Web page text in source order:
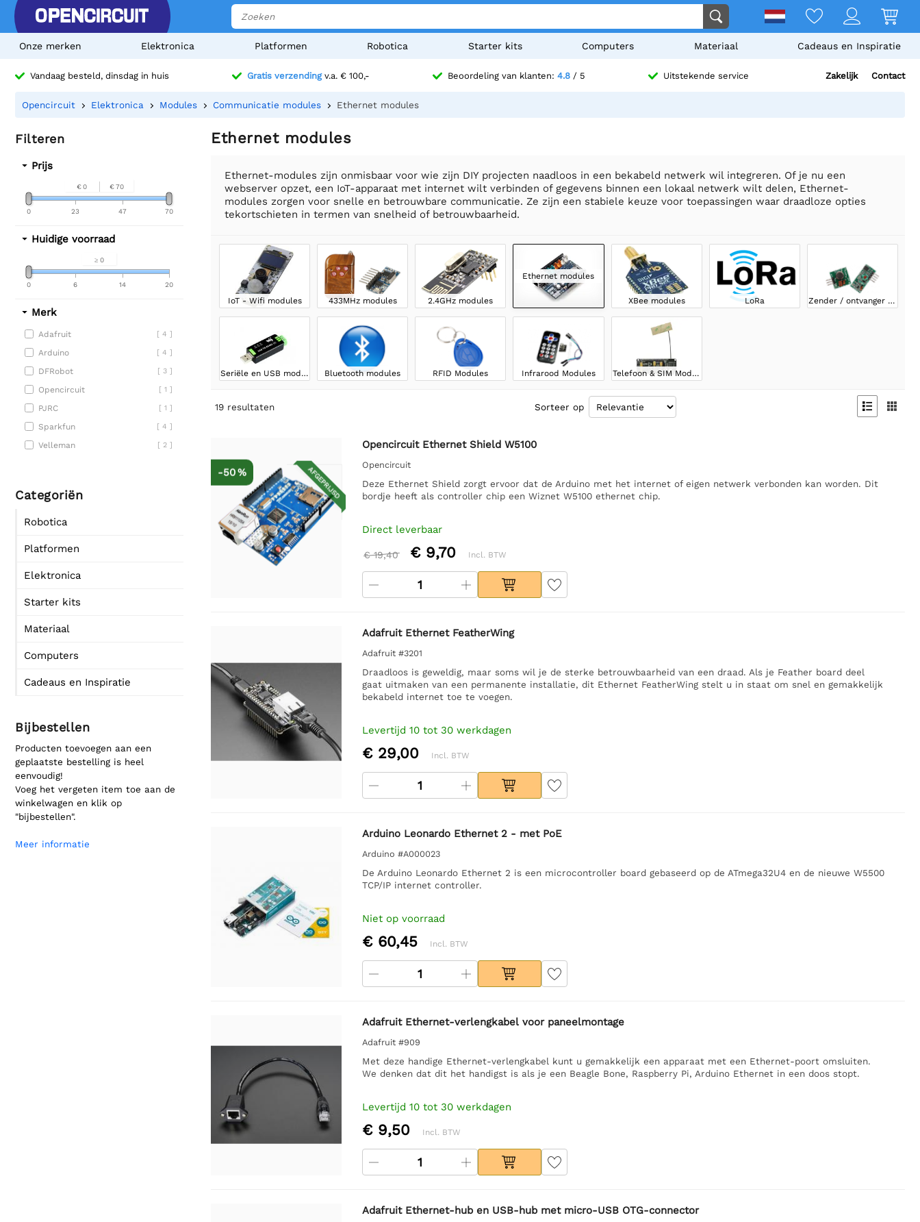
Onze merken Elektronica Platformen Robotica Starter kits Computers Materiaal Cadeaus en Inspiratie
Vandaag besteld, dinsdag in huis Gratis verzendingv.a. € 100,- Beoordeling van klanten: 4.8 / 5 Uitstekende service Zakelijk Contact
Opencircuit Elektronica Modules Communicatie modules Ethernet modules
Filteren
Prijs
€ 0 € 70
0 70
23 47
Huidige voorraad
≥ 0
0 20
6 14
Merk
Adafruit [ 4 ]
Arduino [ 4 ]
DFRobot [ 3 ]
Opencircuit [ 1 ]
PJRC [ 1 ]
Sparkfun [ 4 ]
Velleman [ 2 ]
Categoriën
Robotica
Platformen
Elektronica
Starter kits
Materiaal
Computers
Cadeaus en Inspiratie
Bijbestellen
Producten toevoegen aan een
geplaatste bestelling is heel
eenvoudig!
Voeg het vergeten item toe aan de
winkelwagen en klik op
"bijbestellen".
Meer informatie
Ethernet modules
Ethernet-modules zijn onmisbaar voor wie zijn DIY projecten naadloos in een bekabeld netwerk wil integreren. Of je nu een
webserver opzet, een IoT-apparaat met internet wilt verbinden of gegevens binnen een lokaal netwerk wilt delen, Ethernet-
modules zorgen voor snelle en betrouwbare communicatie. Ze zijn een stabiele keuze voor toepassingen waar draadloze opties
tekortschieten in termen van snelheid of betrouwbaarheid.
IoT - Wifi modules 433MHz modules 2.4GHz modules
Ethernet modules
XBee modules LoRa Zender / ontvanger modules
Seriële en USB modules Bluetooth modules RFID Modules Infrarood Modules Telefoon & SIM Modules
19 resultaten Sorteer op  
AFGEPRIJSD
-50 %
Opencircuit Ethernet Shield W5100
Opencircuit
Deze Ethernet Shield zorgt ervoor dat de Arduino met het internet of eigen netwerk verbonden kan worden. Dit
bordje heeft als controller chip een Wiznet W5100 ethernet chip.
Direct leverbaar
€ 19,40 € 9,70 Incl. BTW
Adafruit Ethernet FeatherWing
Adafruit #3201
Draadloos is geweldig, maar soms wil je de sterke betrouwbaarheid van een draad. Als je Feather board deel
gaat uitmaken van een permanente installatie, dit Ethernet FeatherWing stelt u in staat om snel en gemakkelijk
bekabeld internet toe te voegen.
Levertijd 10 tot 30 werkdagen
€ 29,00 Incl. BTW
Arduino Leonardo Ethernet 2 - met PoE
Arduino #A000023
De Arduino Leonardo Ethernet 2 is een microcontroller board gebaseerd op de ATmega32U4 en de nieuwe W5500
TCP/IP internet controller.
Niet op voorraad
€ 60,45 Incl. BTW
Adafruit Ethernet-verlengkabel voor paneelmontage
Adafruit #909
Met deze handige Ethernet-verlengkabel kunt u gemakkelijk een apparaat met een Ethernet-poort omsluiten.
We denken dat dit het handigst is als je een Beagle Bone, Raspberry Pi, Arduino Ethernet in een doos stopt.
Levertijd 10 tot 30 werkdagen
€ 9,50 Incl. BTW
Adafruit Ethernet-hub en USB-hub met micro-USB OTG-connector